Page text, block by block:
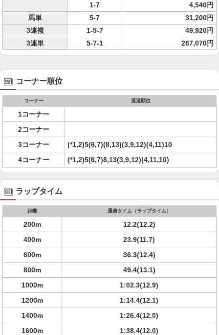
1-7
4,540円
馬単
5-7
31,200円
3連複
1-5-7
49,920円
3連単
5-7-1 287,070円
コーナー順位
コーナー 通過順位
1コーナー
2コーナー
3コーナー
(*1,2)5(6,7)(8,13)(3,9,12)(4,11)10
4コーナー
(*1,2)5(6,7)8,13(3,9,12)(4,11,10)
ラップタイム
距離 通過タイム（ラップタイム）
200m
12.2(12.2)
400m
23.9(11.7)
600m
36.3(12.4)
800m
49.4(13.1)
1000m
1:02.3(12.9)
1200m
1:14.4(12.1)
1400m
1:26.4(12.0)
1600m
1:38.4(12.0)